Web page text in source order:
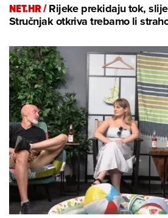
NET.HR /Rijeke prekidaju tok,
Stručnjak otkriva trebamo li